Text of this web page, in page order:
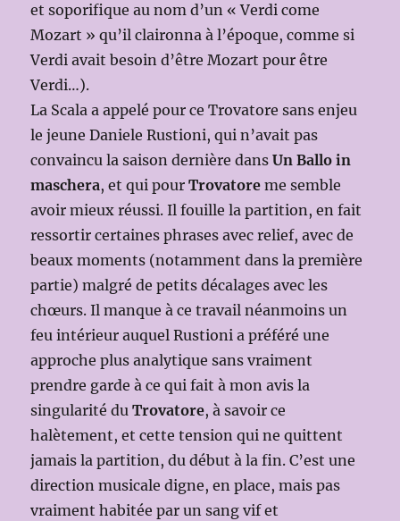
et soporifique au nom d’un « Verdi come
Mozart » qu’il claironna à l’époque, comme si
Verdi avait besoin d’être Mozart pour être
Verdi…).
La Scala a appelé pour ce Trovatore sans enjeu
le jeune Daniele Rustioni, qui n’avait pas
convaincu la saison dernière dansUn Ballo in
maschera, et qui pourTrovatoreme semble
avoir mieux réussi. Il fouille la partition, en fait
ressortir certaines phrases avec relief, avec de
beaux moments (notamment dans la première
partie) malgré de petits décalages avec les
chœurs. Il manque à ce travail néanmoins un
feu intérieur auquel Rustioni a préféré une
approche plus analytique sans vraiment
prendre garde à ce qui fait à mon avis la
singularité duTrovatore, à savoir ce
halètement, et cette tension qui ne quittent
jamais la partition, du début à la fin. C’est une
direction musicale digne, en place, mais pas
vraiment habitée par un sang vif et